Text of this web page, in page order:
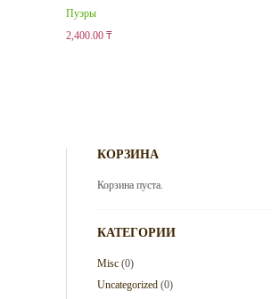
Пуэры
2,400.00 ₸
КОРЗИНА
Корзина пуста.
КАТЕГОРИИ
Misc (0)
Uncategorized (0)